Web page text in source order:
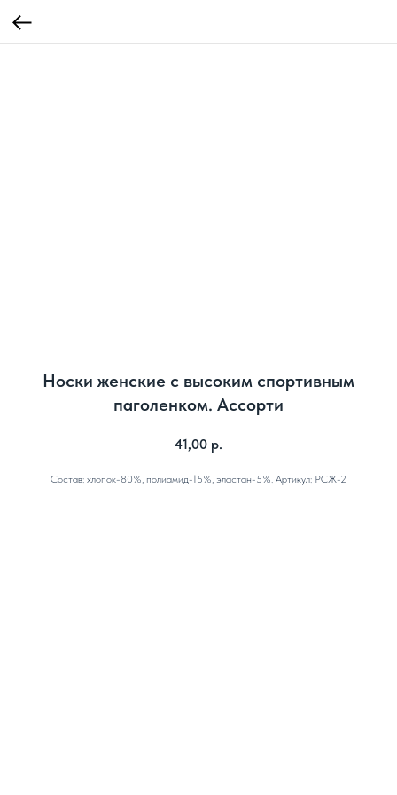
Носки женские с высоким спортивным
паголенком. Ассорти
41,00 р.
Состав: хлопок-80%, полиамид-15%, эластан-5%. Артикул: РСЖ-2